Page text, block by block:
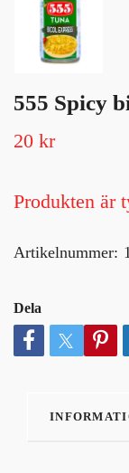
555 Spicy
20 kr
Produkten är
Artikelnummer:
Dela